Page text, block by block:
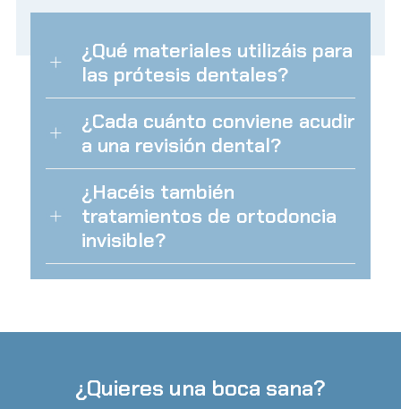
¿Qué materiales utilizáis para
las prótesis dentales?
¿Cada cuánto conviene acudir
a una revisión dental?
¿Hacéis también
tratamientos de ortodoncia
invisible?
¿Quieres una boca sana?